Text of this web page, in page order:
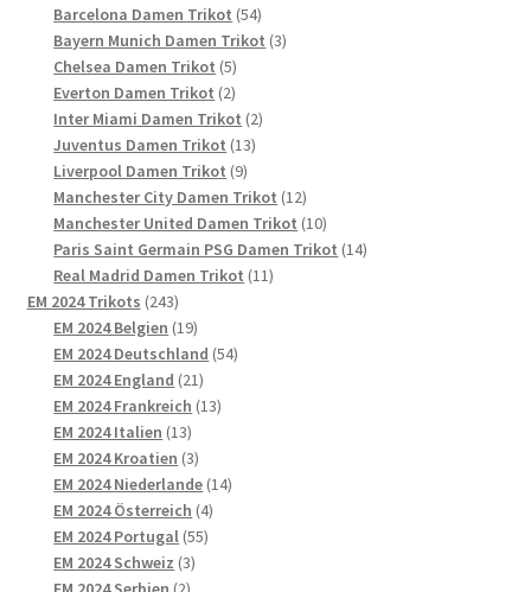
Barcelona Damen Trikot 5454
Produkte
Bayern Munich Damen Trikot 33
Chelsea Damen Trikot 55
Produkte
Everton Damen Trikot 22
Produkte
Inter Miami Damen Trikot 22
Juventus Damen Trikot 1313
Liverpool Damen Trikot 99
Produkte
Manchester City Damen Trikot 1212
Produkte
Manchester United Damen Trikot 1010
Produkte
Paris Saint Germain PSG Damen Trikot 1414
Real Madrid Damen Trikot 1111
EM 2024 Trikots 243243
Produkte
EM 2024 Belgien 1919
Produkte
EM 2024 Deutschland 5454
EM 2024 England 2121
Produkte
EM 2024 Frankreich 1313
EM 2024 Italien 1313
Produkte
EM 2024 Kroatien 33
Produkte
EM 2024 Niederlande 1414
EM 2024 Österreich 44
EM 2024 Portugal 5555
EM 2024 Schweiz 33
2